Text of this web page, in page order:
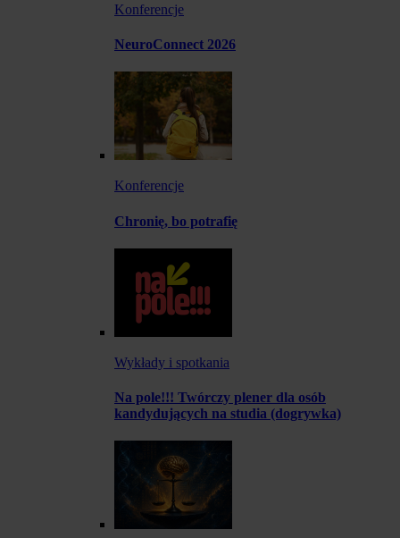
Konferencje
NeuroConnect 2026
Konferencje
Chronię, bo potrafię
Wykłady i spotkania
Na pole!!! Twórczy plener dla osób
kandydujących na studia (dogrywka)